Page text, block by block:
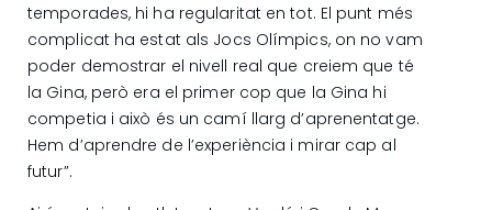
temporades, hi ha regularitat en tot. El punt més
complicat ha estat als Jocs Olímpics, on no vam
poder demostrar el nivell real que creiem que té
la Gina, però era el primer cop que la Gina hi
competia i això és un camí llarg d’aprenentatge.
Hem d’aprendre de l’experiència i mirar cap al
futur”.